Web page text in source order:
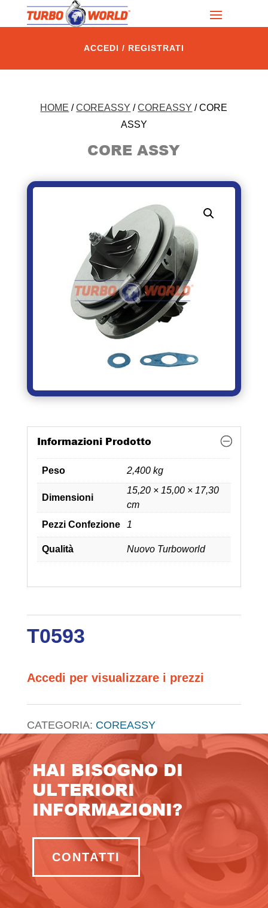
ACCEDI / REGISTRATI
HOME /COREASSY /COREASSY / CORE
ASSY
CORE ASSY
Informazioni Prodotto
Peso 2,400 kg
Dimensioni
15,20 × 15,00 × 17,30
cm
Pezzi Confezione
1
Qualità Nuovo Turboworld
T0593
Accedi per visualizzare i prezzi
CATEGORIA: COREASSY
HAI BISOGNO DI
ULTERIORI
INFORMAZIONI?
CONTATTI